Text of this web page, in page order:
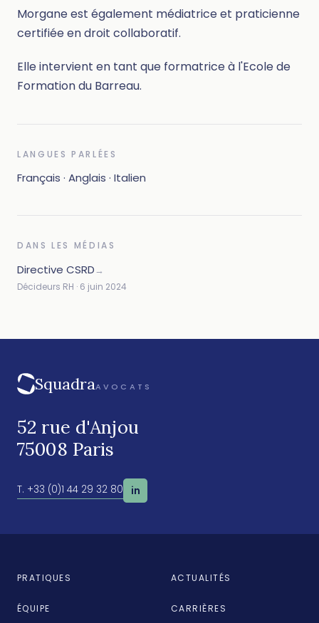
Morgane est également médiatrice et praticienne
certifiée en droit collaboratif.
Elle intervient en tant que formatrice à l'Ecole de
Formation du Barreau.
LANGUES PARLÉES
Français · Anglais · Italien
DANS LES MÉDIAS
Directive CSRD→
Décideurs RH · 6 juin 2024
SquadraAVOCATS
52 rue d'Anjou
75008 Paris
T. +33 (0)1 44 29 32 80 in
PRATIQUES ACTUALITÉS
ÉQUIPE CARRIÈRES